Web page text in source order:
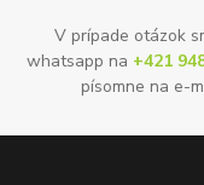
V prípade otázok
whatsapp na +421
písomne na e-